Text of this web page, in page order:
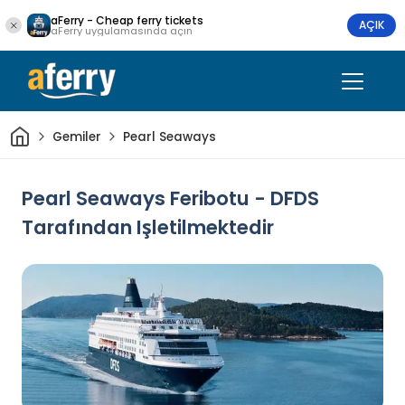
aFerry - Cheap ferry tickets
aFerry uygulamasında açın AÇIK
Ev Gemiler Pearl Seaways
Pearl Seaways Feribotu - DFDS
Tarafından Işletilmektedir